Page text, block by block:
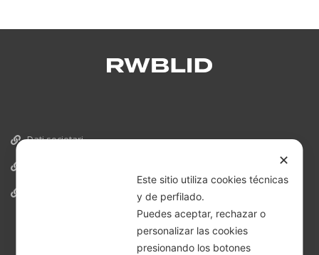
Dati societari
✕
Este sitio utiliza cookies técnicas
y de perfilado.
Puedes aceptar, rechazar o
personalizar las cookies
presionando los botones